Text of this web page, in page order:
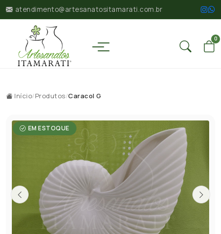
atendimento@artesanatositamarati.com.br
0
Início/Produtos/Caracol G
EM ESTOQUE